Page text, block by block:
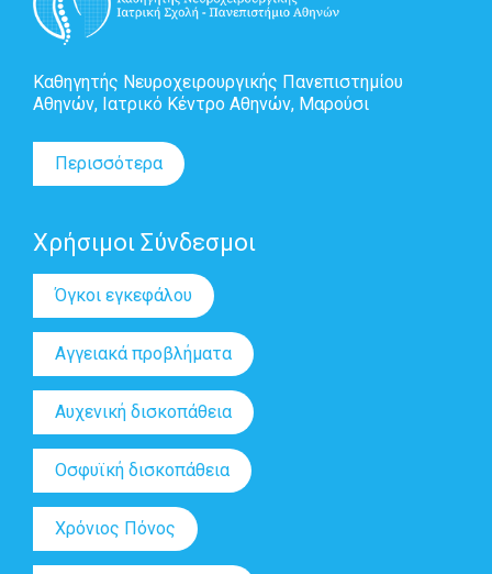
Καθηγητής Νευροχειρουργικής Πανεπιστημίου
Αθηνών, Ιατρικό Κέντρο Αθηνών, Μαρούσι
Περισσότερα
Χρήσιμοι Σύνδεσμοι
Όγκοι εγκεφάλου
Αγγειακά προβλήματα
Αυχενική δισκοπάθεια
Οσφυϊκή δισκοπάθεια
Χρόνιος Πόνος